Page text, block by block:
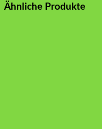
Ähnliche Produkte